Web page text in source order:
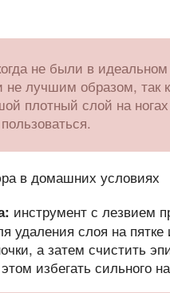
не были в
не лучшим образом,
плотный слой на
инструмент с лезвием
удаления слоя на
а затем счистить
избегать сильного